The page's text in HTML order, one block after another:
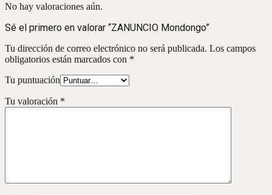
No hay valoraciones aún.
Sé el primero en valorar “ZANUNCIO Mondongo”
Tu dirección de correo electrónico no será publicada. Los campos
obligatorios están marcados con *
Tu puntuación
Tu valoración *